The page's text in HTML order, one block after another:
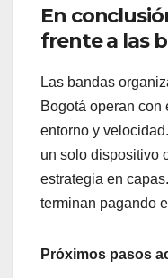
En
frente a las
Las bandas
Bogotá operan con
entorno y
un solo dispositivo
estrategia en
terminan pagando
Próximos pasos